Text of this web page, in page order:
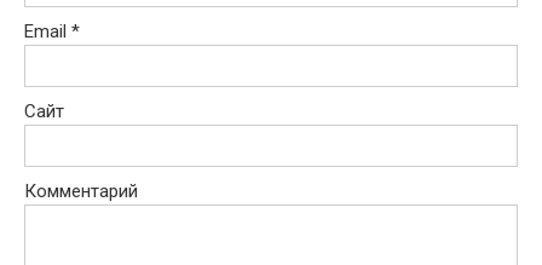
Email *
Сайт
Комментарий